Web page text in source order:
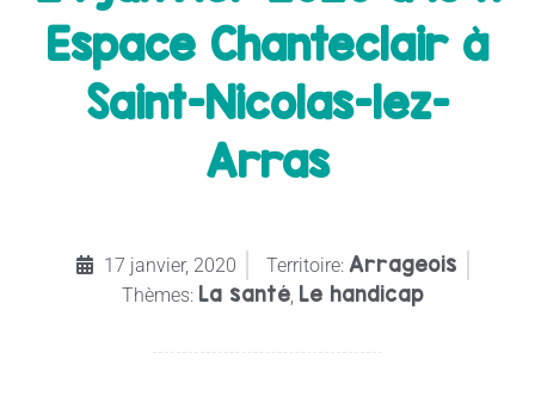
Espace Chanteclair à
Saint-Nicolas-lez-
Arras
17 janvier, 2020 Territoire: Arrageois
Thèmes: La santé, Le handicap